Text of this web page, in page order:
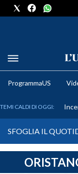
METEO
CRONACA SARDEGNA
ProgrammaUS
TEMI CALDI DI OGGI:
SFOGLIA IL